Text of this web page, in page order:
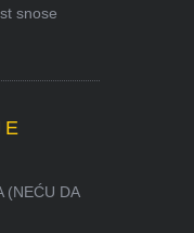
snose
(NEĆU DA